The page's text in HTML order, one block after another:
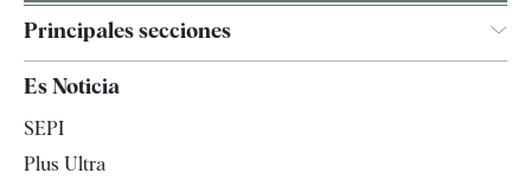
Principales secciones
Es Noticia
SEPI
Plus Ultra